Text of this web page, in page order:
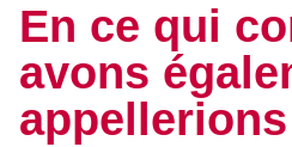
En ce qui
avons